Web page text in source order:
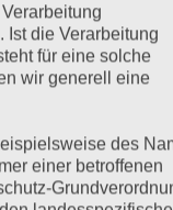
in Ihrer
Ist die Verarbeitung
für eine solche
wir generell eine
des
einer betroffenen